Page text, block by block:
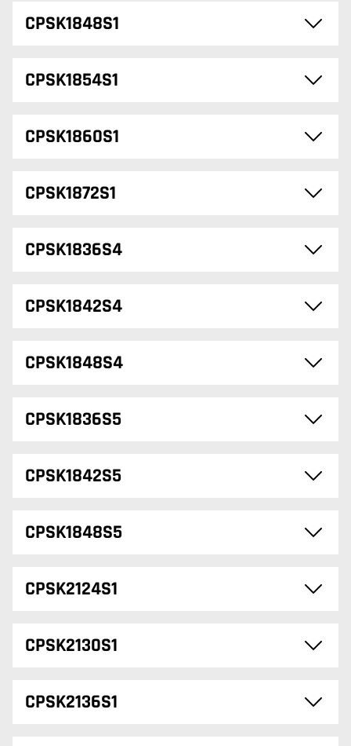
CPSK1848S1
CPSK1854S1
CPSK1860S1
CPSK1872S1
CPSK1836S4
CPSK1842S4
CPSK1848S4
CPSK1836S5
CPSK1842S5
CPSK1848S5
CPSK2124S1
CPSK2130S1
CPSK2136S1